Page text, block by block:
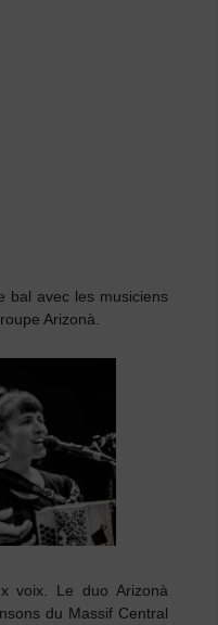
bal avec les musiciens
Arizonà.
voix.
Le duo Arizonà
du Massif Central